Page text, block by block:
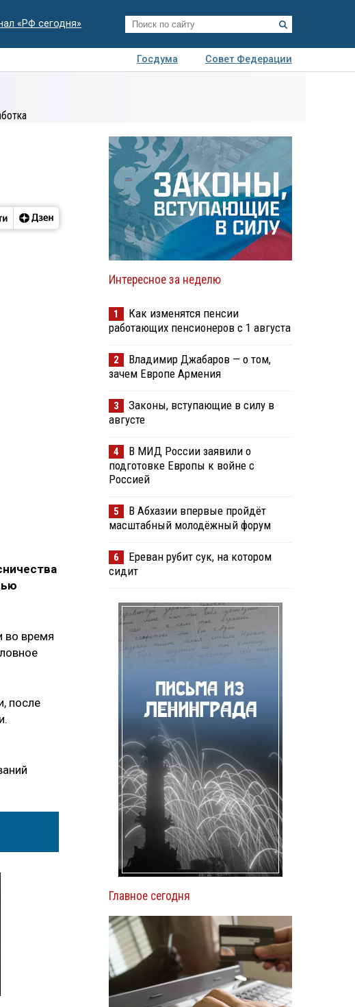
«РФ сегодня»
Госдума
Совет Федерации
во время
после
Интересное за неделю
1
Как изменятся пенсии
работающих пенсионеров с 1 августа
2
Владимир Джабаров — о том,
зачем Европе Армения
3
Законы, вступающие в силу в
августе
4
В МИД России заявили о
подготовке Европы к войне с
Россией
5
В Абхазии впервые пройдёт
масштабный молодёжный форум
6
Ереван рубит сук, на котором
сидит
Главное сегодня